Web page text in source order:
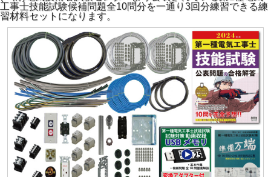
工事士技能試験候補問題全10問分を一通り3回分練習できる練
習材料セットになります。